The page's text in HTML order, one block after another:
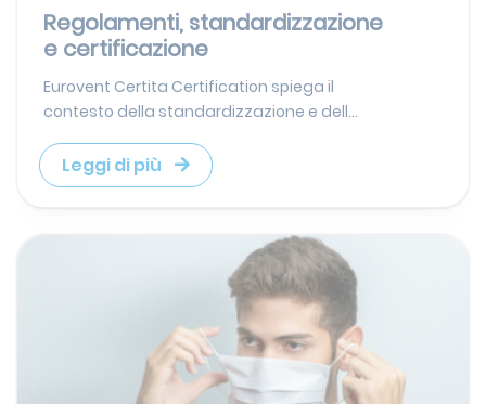
Regolamenti, standardizzazione
e certificazione
Eurovent Certita Certification spiega il
contesto della standardizzazione e dell...
Leggi di più